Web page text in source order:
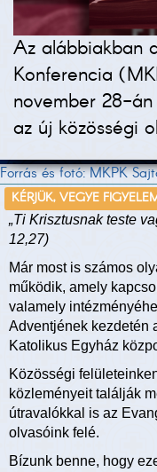
Az alábbiakban
Konferencia
november 28-
az új közösségi
Forrás és fotó: MKPK
KÉRJÜK, VEGYE
„Ti Krisztusnak teste
12,27)
Már most is számos
működik, amely
valamely
Adventjének kezdetén
Katolikus Egyház
Közösségi
közleményeit találják
útravalókkal is az
olvasóink felé.
Bízunk benne, hogy